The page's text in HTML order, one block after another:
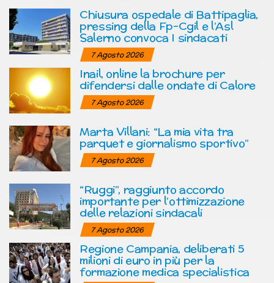
Chiusura ospedale di Battipaglia,
pressing della Fp-Cgil e l’Asl
Salerno convoca I sindacati
7 Agosto 2026
Inail, online la brochure per
difendersi dalle ondate di Calore
7 Agosto 2026
Marta Villani: “La mia vita tra
parquet e giornalismo sportivo”
7 Agosto 2026
“Ruggi”, raggiunto accordo
importante per l’ottimizzazione
delle relazioni sindacali
7 Agosto 2026
Regione Campania, deliberati 5
milioni di euro in più per la
formazione medica specialistica